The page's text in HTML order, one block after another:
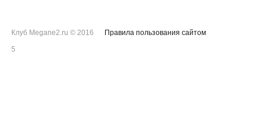
Клуб Megane2.ru © 2016
Правила пользования сайтом
5